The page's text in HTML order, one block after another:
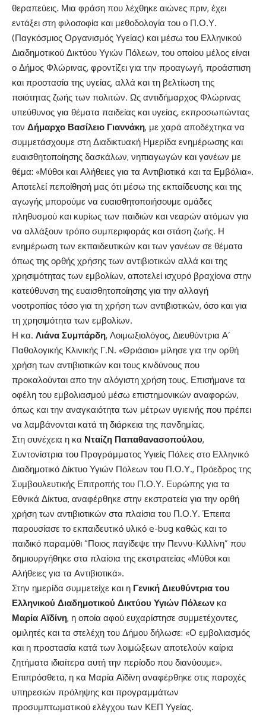
θεραπεύεις. Μια φράση που λέχθηκε αιώνες πριν, έχει
εντάξει στη φιλοσοφία και μεθοδολογία του ο Π.Ο.Υ.
(Παγκόσμιος Οργανισμός Υγείας) και μέσω του Ελληνικού
Διαδημοτικού Δικτύου Υγιών Πόλεων, του οποίου μέλος είναι
ο Δήμος Φλώρινας, φροντίζει για την προαγωγή, προάσπιση
και προστασία της υγείας, αλλά και τη βελτίωση της
ποιότητας ζωής των πολιτών. Ως αντιδήμαρχος Φλώρινας
υπεύθυνος για θέματα παιδείας και υγείας, εκπροσωπώντας
τον Δήμαρχο Βασίλειο Γιαννάκη, με χαρά αποδέχτηκα να
συμμετάσχουμε στη Διαδικτυακή Ημερίδα ενημέρωσης και
ευαισθητοποίησης δασκάλων, νηπιαγωγών και γονέων με
θέμα: «Μύθοι και Αλήθειες για τα Αντιβιοτικά και τα Εμβόλια».
Αποτελεί πεποίθησή μας ότι μέσω της εκπαίδευσης και της
αγωγής μπορούμε να ευαισθητοποιήσουμε ομάδες
πληθυσμού και κυρίως των παιδιών και νεαρών ατόμων για
να αλλάξουν τρόπο συμπεριφοράς και στάση ζωής. Η
ενημέρωση των εκπαιδευτικών και των γονέων σε θέματα
όπως της ορθής χρήσης των αντιβιοτικών αλλά και της
χρησιμότητας των εμβολίων, αποτελεί ισχυρό βραχίονα στην
κατεύθυνση της ευαισθητοποίησης για την αλλαγή
νοοτροπίας τόσο για τη χρήση των αντιβιοτικών, όσο και για
τη χρησιμότητα των εμβολίων.
Η κα. Λιάνα Συμπάρδη, Λοιμωξιολόγος, Διευθύντρια Α’
Παθολογικής Κλινικής Γ.Ν. «Θριάσιο» μίλησε για την ορθή
χρήση των αντιβιοτικών και τους κινδύνους που
προκαλούνται απο την αλόγιστη χρήση τους. Επισήμανε τα
οφέλη του εμβολιασμού μέσω επιστημονικών αναφορών,
όπως και την αναγκαιότητα των μέτρων υγιεινής που πρέπει
να λαμβάνονται κατά τη διάρκεια της πανδημίας.
Στη συνέχεια η κα Νταίζη Παπαθανασοπούλου,
Συντονίστρια του Προγράμματος Υγιείς Πόλεις στο Ελληνικό
Διαδημοτικό Δίκτυο Υγιών Πόλεων του Π.Ο.Υ., Πρόεδρος της
Συμβουλευτικής Επιτροπής του Π.Ο.Υ. Ευρώπης για τα
Εθνικά Δίκτυα, αναφέρθηκε στην εκστρατεία για την ορθή
χρήση των αντιβιοτικών στα πλαίσια του Π.Ο.Υ. Έπειτα
παρουσίασε το εκπαιδευτικό υλικό e-bug καθώς και το
παιδικό παραμύθι “Ποιος παγίδεψε την Πεννυ-Κιλλίνη” που
δημιουργήθηκε στα πλαίσια της εκστρατείας «Μύθοι και
Αλήθειες για τα Αντιβιοτικά».
Στην ημερίδα συμμετείχε και η Γενική Διευθύντρια του
Ελληνικού Διαδημοτικού Δικτύου Υγιών Πόλεων κα
Μαρία Αϊδίνη, η οποία αφού ευχαρίστησε συμμετέχοντες,
ομιλητές και τα στελέχη του Δήμου δήλωσε: «Ο εμβολιασμός
και η προστασία κατά των λοιμώξεων αποτελούν καίρια
ζητήματα ιδιαίτερα αυτή την περίοδο που διανύουμε».
Επιπρόσθετα, η κα Μαρία Αϊδίνη αναφέρθηκε στις παροχές
υπηρεσιών πρόληψης και προγραμμάτων
προσυμπτωματικού ελέγχου των ΚΕΠ Υγείας.